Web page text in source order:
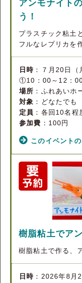
アンモナイト
う！
プラスチック粘土
フルなレプリカを
日時 ：７月20日（
①10：00～12：
場所 ：ふれあいホ
対象 ：どなたでも
定員 ：各回10名程
参加費 ：100円
このイベント
樹脂粘土でア
樹脂粘土で作る、
日時 ：2026年8月